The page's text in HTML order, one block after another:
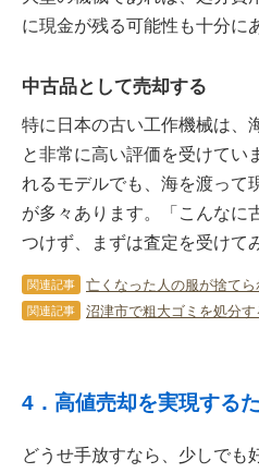
に現金が残る可能性も十分に
中古品として売却する
特に日本の古い工作機械は、
と非常に高い評価を受けてい
れるモデルでも、海を渡って
が多々あります。「こんなに
つけず、まずは査定を受けて
関連記事
関連記事
4．高値売却を実現する
どうせ手放すなら、少しでも